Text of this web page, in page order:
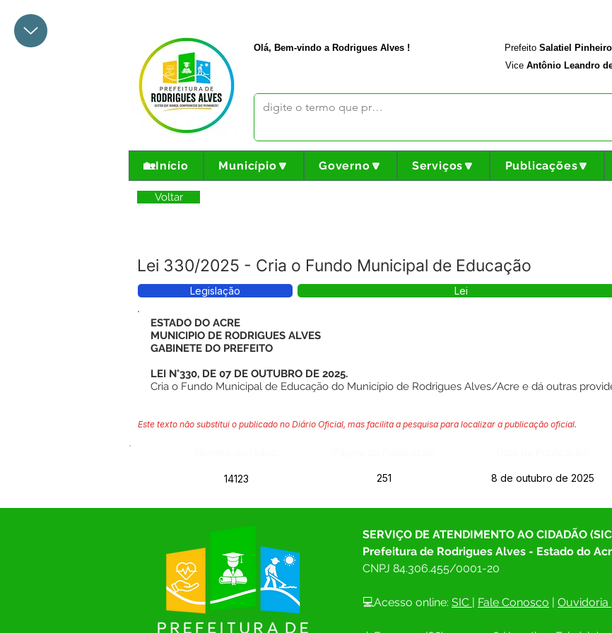
Olá, Bem-vindo a Rodrigues Alves ! Prefeito Salatiel
Vice Antônio Leandro
🏡Início Município🔽 Governo🔽 Serviços🔽 Publicações🔽
Voltar
Lei 330/2025 - Cria o Fundo Municipal de Educação
Legislação Lei
ESTADO DO ACRE
MUNICIPIO DE RODRIGUES ALVES
GABINETE DO PREFEITO
LEI N°330, DE 07 DE OUTUBRO DE 2025.
Cria o Fundo Municipal de Educação do Município de Rodrigues Alves/Acre e dá outras
Este texto não substitui o publicado no Diário Oficial, mas facilita a pesquisa para localizar a publicação oficial.
14123 251 8 de outubro de 2025
SERVIÇO DE ATENDIMENTO AO CIDADÃO
Prefeitura de Rodrigues Alves - Estado do
CNPJ 84.306.455/0001-20
💻Acesso online: SIC | Fale Conosco | Ouvidoria